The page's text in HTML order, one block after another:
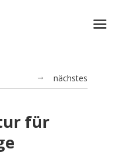
← nächstes
für